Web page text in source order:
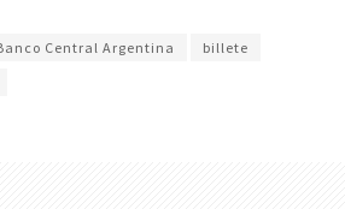
Central Argentina
billete